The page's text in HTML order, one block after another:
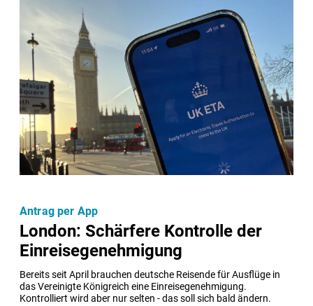
London: Schärfere Kontrolle der
Einreisegenehmigung
Bereits seit April brauchen deutsche Reisende für Ausflüge in
das Vereinigte Königreich eine Einreisegenehmigung.
Kontrolliert wird aber nur selten - das soll sich bald ändern.
Antrag per App